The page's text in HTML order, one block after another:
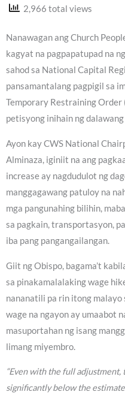
2,966 total views
Nanawagan ang Church
kagyat na pagpapatupad na
sahod sa National Capital
pansamantalang pagpigil sa
Temporary Restraining Order
petisyong inihain ng
Ayon kay CWS National
Alminaza, iginiit na ang
increase ay nagdudulot ng
manggagawang patuloy na
mga pangunahing bilihin,
sa pagkain, transportasyon,
iba pang pangangailangan.
Giit ng Obispo, bagama’t
sa pinakamalalaking wage
nananatili pa rin itong
wage na ngayon ay umaabot
masuportahan ng isang
limang miyembro.
“Even with the full
significantly below the